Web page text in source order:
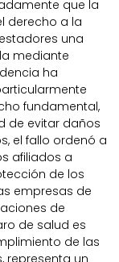
que la
derecho a la
una
mediante
ha
fundamental,
de evitar daños
el fallo ordenó a
afiliados a
de los
empresas de
de
de salud es
de las